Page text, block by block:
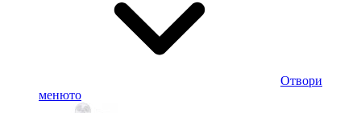
Отвори
менюто